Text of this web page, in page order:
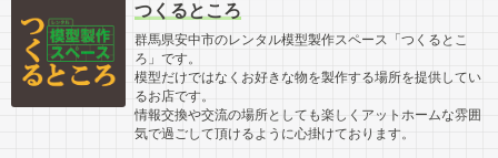
つくるところ
群馬県安中市のレンタル模型製作スペース「つくるとこ
ろ」です。
模型だけではなくお好きな物を製作する場所を提供してい
るお店です。
情報交換や交流の場所としても楽しくアットホームな雰囲
気で過ごして頂けるように心掛けております。